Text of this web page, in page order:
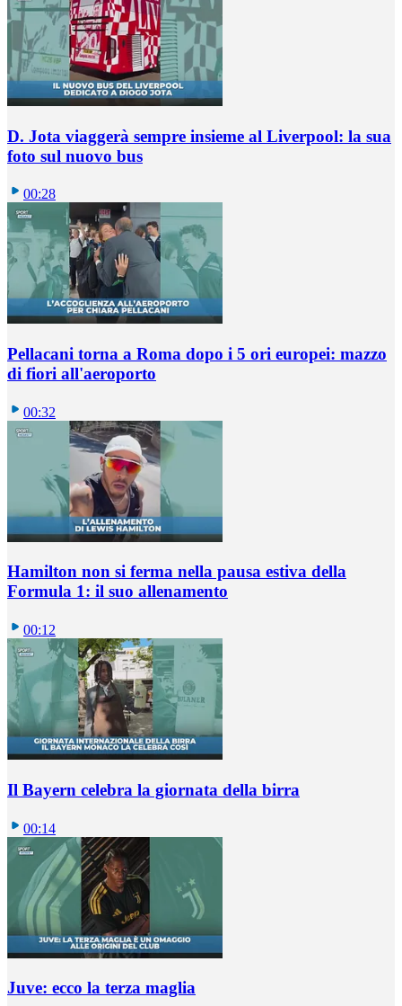
D. Jota viaggerà sempre insieme al Liverpool: la sua
foto sul nuovo bus
00:28
Pellacani torna a Roma dopo i 5 ori europei: mazzo
di fiori all'aeroporto
00:32
Hamilton non si ferma nella pausa estiva della
Formula 1: il suo allenamento
00:12
Il Bayern celebra la giornata della birra
00:14
Juve: ecco la terza maglia